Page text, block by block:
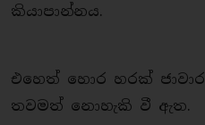
කියාපාන්නය.
එහෙත් හොර හරක්
තවමත් නොහැකි වී ඇත.